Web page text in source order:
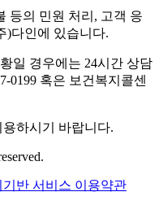
등의 민원 처리, 고객 응
)다인에 있습니다.
일 경우에는 24시간 상담
0199 혹은 보건복지콜센
하시기 바랍니다.
기반 서비스 이용약관